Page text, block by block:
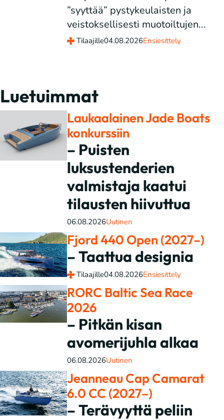
”syyttää” pystykeulaisten ja
veistoksellisesti muotoiltujen...
Tilaajille04.08.2026Ensiesittely
Luetuimmat
Laukaalainen Jade Boats
konkurssiin
– Puisten
luksustenderien
valmistaja kaatui
tilausten hiivuttua
06.08.2026Uutinen
Fjord 440 Open (2027–)
– Taattua designia
Tilaajille04.08.2026Ensiesittely
RORC Baltic Sea Race
2026
– Pitkän kisan
avomerijuhla alkaa
06.08.2026Uutinen
Jeanneau Cap Camarat
6.0 CC (2027–)
– Terävyyttä peliin